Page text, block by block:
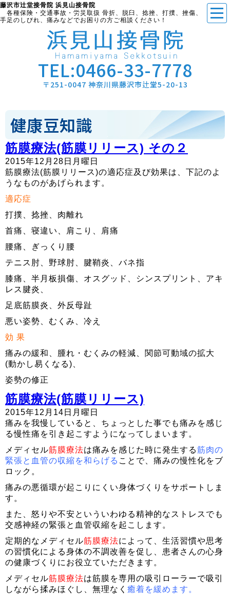
藤沢市辻堂接骨院 浜見山接骨院
各種保険・交通事故・労災取扱 骨折、脱臼、捻挫、打撲、挫傷、
手足のしびれ、痛みなどでお困りの方ご相談ください！
TEL:0466-33-7778
〒251-0047 神奈川県藤沢市辻堂5-20-13
健康豆知識
筋膜療法(筋膜リリース) その２
2015年12月28日月曜日
筋膜療法(筋膜リリース)の適応症及び効果は、下記のよ
うなものがあげられます。
適応症
打撲、捻挫、肉離れ
首痛、寝違い、肩こり、肩痛
腰痛、ぎっくり腰
テニス肘、野球肘、腱鞘炎、バネ指
膝痛、半月板損傷、オスグッド、シンスプリント、アキ
レス腱炎、
足底筋膜炎、外反母趾
悪い姿勢、むくみ、冷え
効 果
痛みの緩和、腫れ・むくみの軽減、関節可動域の拡大
(動かし易くなる)、
姿勢の修正
筋膜療法(筋膜リリース)
2015年12月14日月曜日
痛みを我慢していると、ちょっとした事でも痛みを感じ
る慢性痛を引き起こすようになってしまいます。
メディセル筋膜療法は痛みを感じた時に発生する筋肉の
緊張と血管の収縮を和らげる ことで、痛みの慢性化をブ
ロック。
痛みの悪循環が起こりにくい身体づくりをサポートしま
す。
また、怒りや不安といういわゆる精神的なストレスでも
交感神経の緊張と血管収縮を起こします。
定期的なメディセル筋膜療法によって、生活習慣や思考
の習慣化による身体の不調改善を促し、患者さんの心身
の健康づくりにお役立ていただきます。
メディセル筋膜療法は筋膜を専用の吸引ローラーで吸引
しながら揉みほぐし、無理なく 癒着を緩めます。